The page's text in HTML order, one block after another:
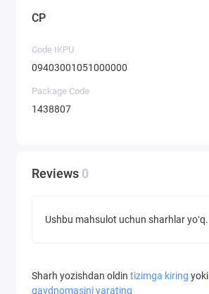
CP
Code IKPU
09403001051000000
Package Code
1438807
Reviews 0
Ushbu mahsulot uchun sharhlar yoʻq.
Sharh yozishdan oldin tizimga kiring yoki
qaydnomasini yarating